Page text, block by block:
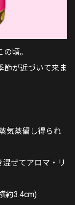
頃。
節が近づいて来ま
気蒸留し得られ
ぜてアロマ・リ
約3.4cm)